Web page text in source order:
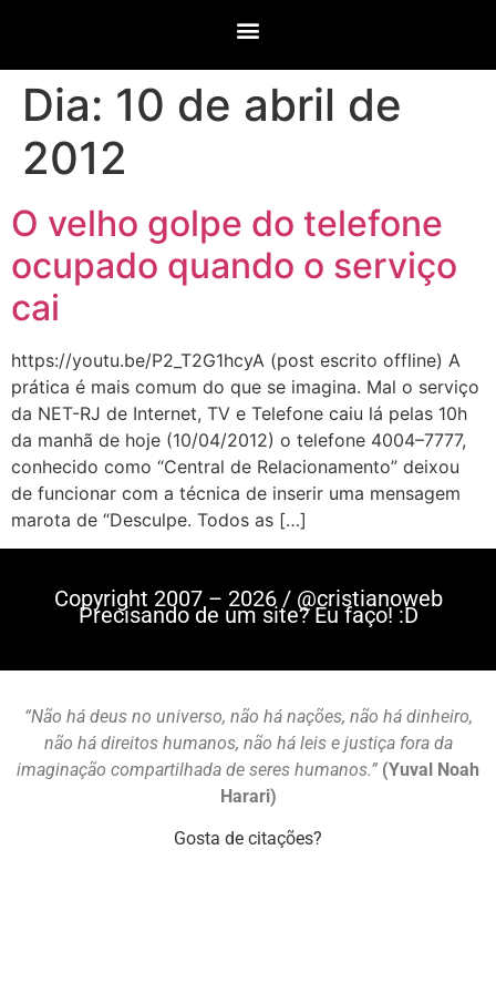
Dia: 10 de abril de
2012
O velho golpe do telefone
ocupado quando o serviço
cai
https://youtu.be/P2_T2G1hcyA (post escrito offline) A
prática é mais comum do que se imagina. Mal o serviço
da NET-RJ de Internet, TV e Telefone caiu lá pelas 10h
da manhã de hoje (10/04/2012) o telefone 4004–7777,
conhecido como “Central de Relacionamento” deixou
de funcionar com a técnica de inserir uma mensagem
marota de “Desculpe. Todos as […]
Copyright 2007 – 2026 / @cristianoweb
Precisando de um site? Eu faço! :D
“Não há deus no universo, não há nações, não há dinheiro,
não há direitos humanos, não há leis e justiça fora da
imaginação compartilhada de seres humanos.” (Yuval Noah
Harari)
Gosta de citações?